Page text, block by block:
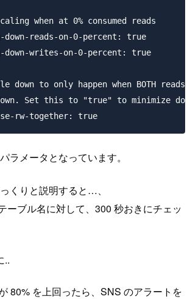
when at 0% consumed reads
reads-on-0-percent: true
down-writes-on-0-percent: true
down to only happen when BOTH
Set this to "true" to minimize
ラメータとなっています。
くりと説明すると…、
ーブル名に対して、300 秒おきにチェッ
..
80% を上回ったら、SNS のアラートを